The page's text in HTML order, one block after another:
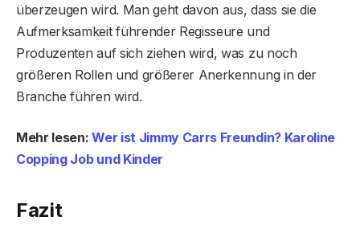
überzeugen wird. Man geht davon aus, dass sie die
Aufmerksamkeit führender Regisseure und
Produzenten auf sich ziehen wird, was zu noch
größeren Rollen und größerer Anerkennung in der
Branche führen wird.
Mehr lesen:Wer ist Jimmy Carrs Freundin? Karoline
Copping Job und Kinder
Fazit